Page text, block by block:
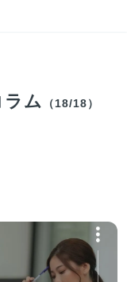
ラム （18/18）